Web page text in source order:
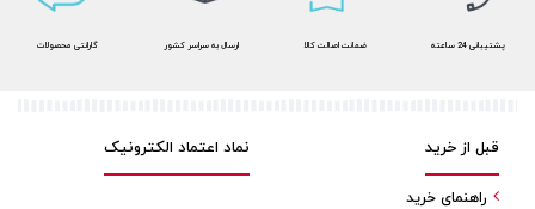
گارانتی محصولات ارسال به سراسر کشور ضمانت اصالت کالا پشتیبانی 24 ساعته
نماد اعتماد الکترونیک قبل از خرید
راهنمای خرید